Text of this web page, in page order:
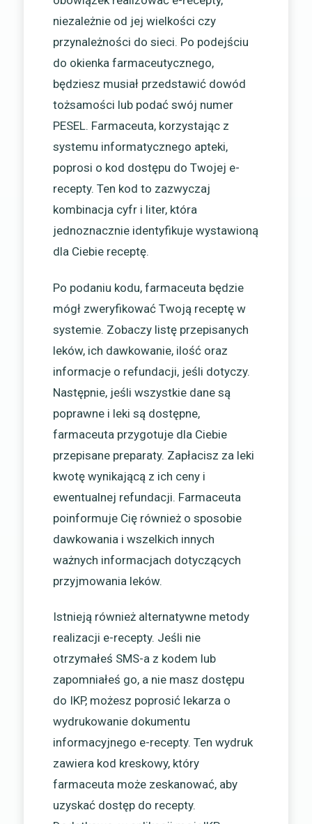
niezależnie od jej wielkości czy
przynależności do sieci. Po podejściu
do okienka farmaceutycznego,
będziesz musiał przedstawić dowód
tożsamości lub podać swój numer
PESEL. Farmaceuta, korzystając z
systemu informatycznego apteki,
poprosi o kod dostępu do Twojej e-
recepty. Ten kod to zazwyczaj
kombinacja cyfr i liter, która
jednoznacznie identyfikuje wystawioną
dla Ciebie receptę.
Po podaniu kodu, farmaceuta będzie
mógł zweryfikować Twoją receptę w
systemie. Zobaczy listę przepisanych
leków, ich dawkowanie, ilość oraz
informacje o refundacji, jeśli dotyczy.
Następnie, jeśli wszystkie dane są
poprawne i leki są dostępne,
farmaceuta przygotuje dla Ciebie
przepisane preparaty. Zapłacisz za leki
kwotę wynikającą z ich ceny i
ewentualnej refundacji. Farmaceuta
poinformuje Cię również o sposobie
dawkowania i wszelkich innych
ważnych informacjach dotyczących
przyjmowania leków.
Istnieją również alternatywne metody
realizacji e-recepty. Jeśli nie
otrzymałeś SMS-a z kodem lub
zapomniałeś go, a nie masz dostępu
do IKP, możesz poprosić lekarza o
wydrukowanie dokumentu
informacyjnego e-recepty. Ten wydruk
zawiera kod kreskowy, który
farmaceuta może zeskanować, aby
uzyskać dostęp do recepty.